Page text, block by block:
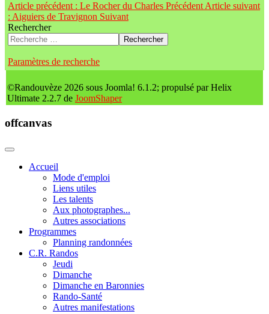
Article précédent : Le Rocher du Charles Précédent Article suivant
: Aiguiers de Travignon Suivant
Rechercher
Rechercher
Paramètres de recherche
©Randouvèze 2026 sous Joomla! 6.1.2; propulsé par Helix
Ultimate 2.2.7 de JoomShaper
offcanvas
Accueil
Mode d'emploi
Liens utiles
Les talents
Aux photographes...
Autres associations
Programmes
Planning randonnées
C.R. Randos
Jeudi
Dimanche
Dimanche en Baronnies
Rando-Santé
Autres manifestations